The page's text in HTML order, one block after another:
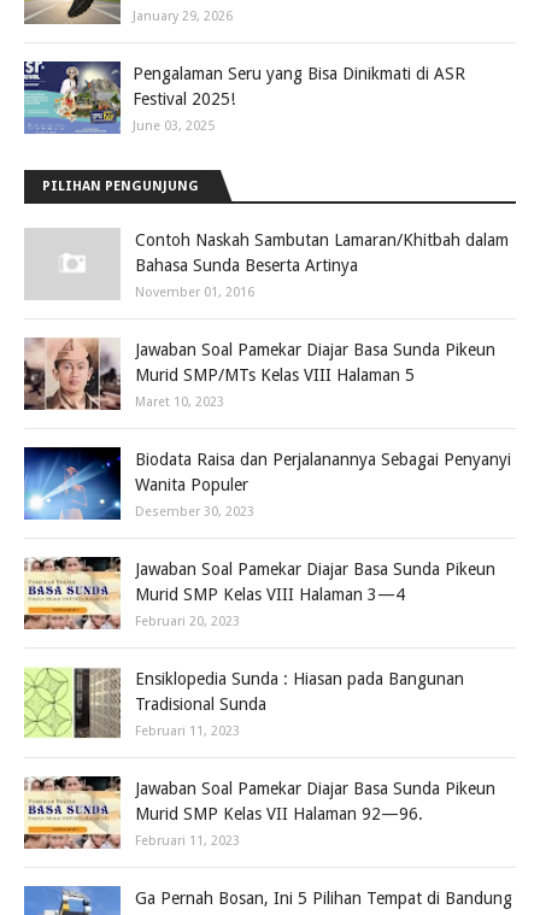
January 29, 2026
Pengalaman Seru yang Bisa Dinikmati di ASR
Festival 2025!
June 03, 2025
PILIHAN PENGUNJUNG
Contoh Naskah Sambutan Lamaran/Khitbah dalam
Bahasa Sunda Beserta Artinya
November 01, 2016
Jawaban Soal Pamekar Diajar Basa Sunda Pikeun
Murid SMP/MTs Kelas VIII Halaman 5
Maret 10, 2023
Biodata Raisa dan Perjalanannya Sebagai Penyanyi
Wanita Populer
Desember 30, 2023
Jawaban Soal Pamekar Diajar Basa Sunda Pikeun
Murid SMP Kelas VIII Halaman 3—4
Februari 20, 2023
Ensiklopedia Sunda : Hiasan pada Bangunan
Tradisional Sunda
Februari 11, 2023
Jawaban Soal Pamekar Diajar Basa Sunda Pikeun
Murid SMP Kelas VII Halaman 92—96.
Februari 11, 2023
Ga Pernah Bosan, Ini 5 Pilihan Tempat di Bandung